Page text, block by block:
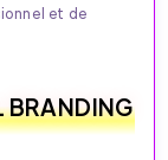
et de
BRANDING